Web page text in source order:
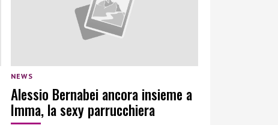
NEWS
Alessio Bernabei ancora insieme a
Imma, la sexy parrucchiera